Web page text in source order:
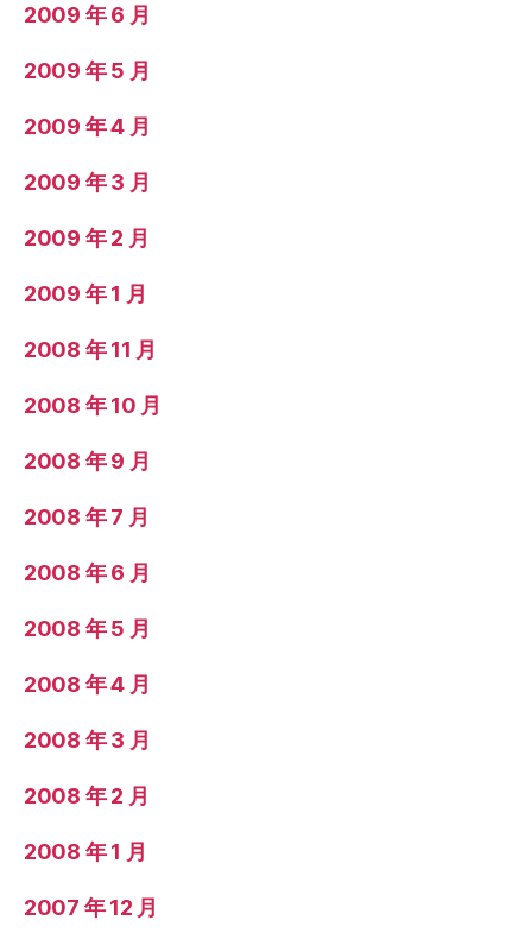
2009 年 6 月
2009 年 5 月
2009 年 4 月
2009 年 3 月
2009 年 2 月
2009 年 1 月
2008 年 11 月
2008 年 10 月
2008 年 9 月
2008 年 7 月
2008 年 6 月
2008 年 5 月
2008 年 4 月
2008 年 3 月
2008 年 2 月
2008 年 1 月
2007 年 12 月